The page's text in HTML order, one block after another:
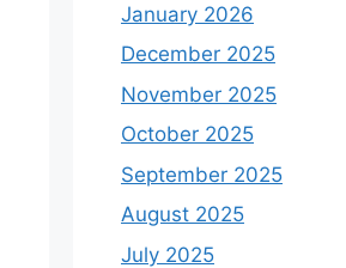
January 2026
December 2025
November 2025
October 2025
September 2025
August 2025
July 2025